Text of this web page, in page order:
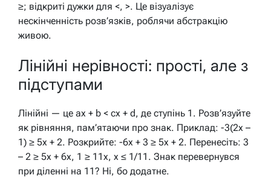
≥; відкриті дужки для <, >. Це візуалізує
нескінченність розв’язків, роблячи абстракцію
живою.
Лінійні нерівності: прості, але з
підступами
Лінійні — це ax + b < cx + d, де ступінь 1. Розв’язуйте
як рівняння, пам’ятаючи про знак. Приклад: -3(2x –
1) ≥ 5x + 2. Розкрийте: -6x + 3 ≥ 5x + 2. Перенесіть: 3
– 2 ≥ 5x + 6x, 1 ≥ 11x, x ≤ 1/11. Знак перевернувся
при діленні на 11? Ні, бо додатне.